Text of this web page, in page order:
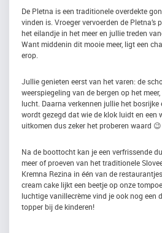
De Pletna is een traditionele overdekte
vinden is. Vroeger vervoerden de Pletna’s
het eilandje in het meer en jullie treden
Want middenin dit mooie meer, ligt een
erop.
Jullie genieten eerst van het varen: de
weerspiegeling van de bergen op het
lucht. Daarna verkennen jullie het bosrijke
wordt gezegd dat wie de klok luidt en een
uitkomen dus zeker het proberen waard 😉
Na de boottocht kan je een verfrissende
meer of proeven van het traditionele
Kremna Rezina in één van de
cream cake lijkt een beetje op onze
luchtige vanillecrème vind je ook nog een
topper bij de kinderen!